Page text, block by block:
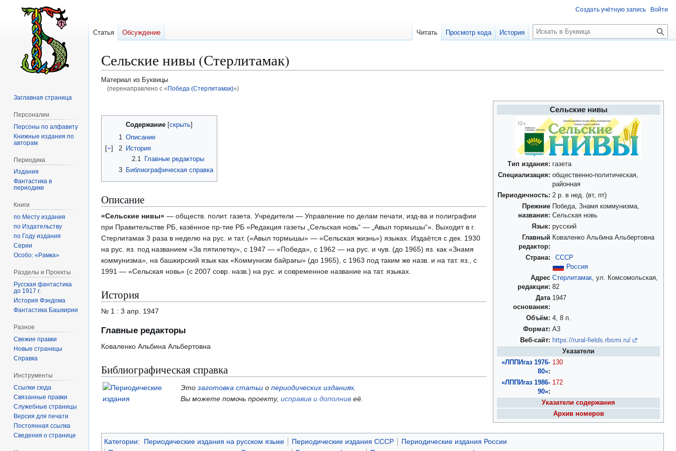
Сельские нивы (Стерлитамак)
Материал из Буквицы
(перенаправлено с « Победа (Стерлитамак)»)
к
навигации
к
Сельские нивы
Тип издания: газета
Специализация: общественно-политическая,
районная
Периодичность: 2 р. в нед. (вт, пт)
Прежние
названия:
Победа, Знамя коммунизма,
Сельская новь
Язык: русский
Главный
редактор:
Коваленко Альбина Альбертовна
Страна:
СССР
Россия
Адрес
редакции:
Стерлитамак , ул. Комсомольская,
82
Дата
основания:
1947
Объём: 4, 8 п.
Формат: А3
Веб-сайт: https://rural-fields.rbsmi.ru/
Указатели
«ЛППИгаз 1976-
80»:
130
«ЛППИгаз 1986-
90»:
172
Указатели содержания
Архив номеров
Содержание
1 Описание
[−] 2
История
2.1
Главные редакторы
3
Библиографическая справка
Описание
«Сельские нивы» — обществ. полит. газета. Учредители — Управление по делам печати, изд-ва и полиграфии
при Правительстве РБ, казённое пр-тие РБ «Редакция газеты „Сельская новь“ — „Авыл тормышы“». Выходит в г.
Стерлитамак 3 раза в неделю на рус. и тат. («Авыл тормышы» — «Сельская жизнь») языках. Издаётся с дек. 1930
на рус. яз. под названием «За пятилетку», с 1947 — «Победа», с 1962 — на рус. и чув. (до 1965) яз. как «Знамя
коммунизма», на башкирский язык как «Коммунизм байрағы» (до 1965), с 1963 под таким же назв. и на тат. яз., с
1991 — «Сельская новь» (с 2007 совр. назв.) на рус. и современное название на тат. языках.
История
№ 1 : 3 апр. 1947
Главные редакторы
Коваленко Альбина Альбертовна
Библиографическая справка
Это заготовка статьи о периодических изданиях.
Вы можете помочь проекту, исправив и дополнив её.
Категории: Периодические издания на русском языке Периодические издания СССР
Периодические издания России
Создать учётную запись Войти
Статья Обсуждение Читать Просмотр кода История
П
о
к
Заглавная страница
Персоналии
Персоны по алфавиту
Книжные издания по
авторам
Периодика
Издания
Фантастика в
периодике
Книги
по Месту издания
по Издательству
по Году издания
Серии
Особо: «Рамка»
Разделы и Проекты
Русская фантастика
до 1917 г.
История Фэндома
Фантастика Башкирии
Разное
Свежие правки
Новые страницы
Справка
Инструменты
Ссылки сюда
Связанные правки
Служебные страницы
Версия для печати
Постоянная ссылка
Сведения о странице